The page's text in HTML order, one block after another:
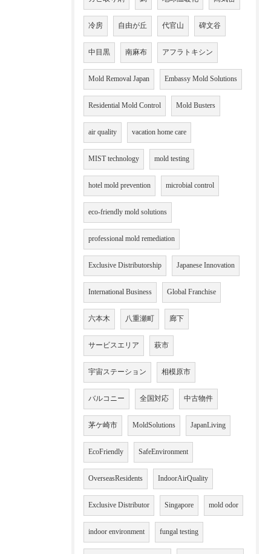
冷房 自由が丘 代官山 碑文谷
中目黒 南麻布 アフラトキシン
Mold Removal Japan Embassy Mold Solutions
Residential Mold Control Mold Busters
air quality vacation home care
MIST technology mold testing
hotel mold prevention microbial control
eco-friendly mold solutions
professional mold remediation
Exclusive Distributorship Japanese Innovation
International Business Global Franchise
六本木 八重瀬町 廊下
サービスエリア 萩市
宇宙ステーション 相模原市
バルコニー 全国対応 中古物件
茅ケ崎市 MoldSolutions JapanLiving
EcoFriendly SafeEnvironment
OverseasResidents IndoorAirQuality
Exclusive Distributor Singapore mold odor
indoor environment fungal testing